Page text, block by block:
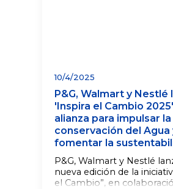
10/4/2025
P&G, Walmart y Nestlé
'Inspira el Cambio
alianza para impulsar la
conservación del Agua
fomentar la
P&G, Walmart y Nestlé
nueva edición de la
el Cambio”, en